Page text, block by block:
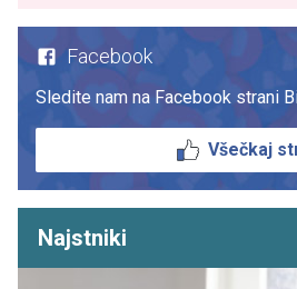
Facebook
Sledite nam na Facebook strani
Všečkaj
Najstniki